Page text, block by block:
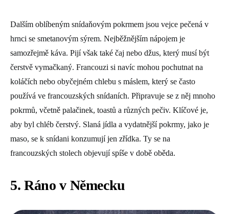
Dalším oblíbeným snídaňovým pokrmem jsou vejce pečená v
hrnci se smetanovým sýrem. Nejběžnějším nápojem je
samozřejmě káva. Pijí však také čaj nebo džus, který musí být
čerstvě vymačkaný. Francouzi si navíc mohou pochutnat na
koláčích nebo obyčejném chlebu s máslem, který se často
používá ve francouzských snídaních. Připravuje se z něj mnoho
pokrmů, včetně palačinek, toastů a různých pečiv. Klíčové je,
aby byl chléb čerstvý. Slaná jídla a vydatnější pokrmy, jako je
maso, se k snídani konzumují jen zřídka. Ty se na
francouzských stolech objevují spíše v době oběda.
5. Ráno v Německu